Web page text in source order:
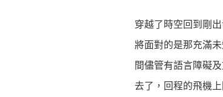
穿越了時空回到剛
將面對的是那充滿
間儘管有語言障礙
去了，回程的飛機